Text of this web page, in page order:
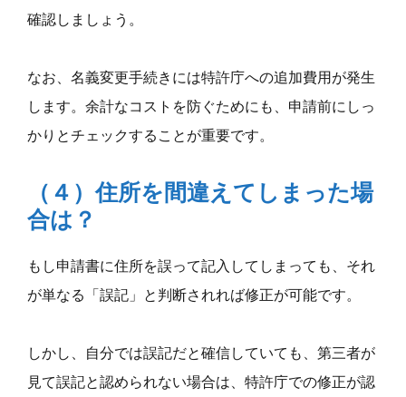
確認しましょう。
なお、名義変更手続きには特許庁への追加費用が発生
します。余計なコストを防ぐためにも、申請前にしっ
かりとチェックすることが重要です。
（４）住所を間違えてしまった場
合は？
もし申請書に住所を誤って記入してしまっても、それ
が単なる「誤記」と判断されれば修正が可能です。
しかし、自分では誤記だと確信していても、第三者が
見て誤記と認められない場合は、特許庁での修正が認